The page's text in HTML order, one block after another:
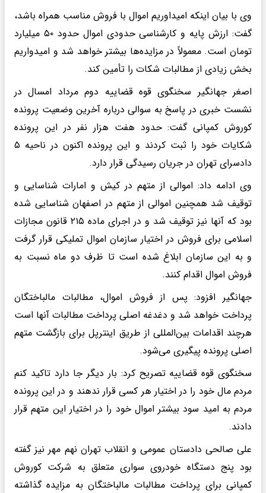
وی با بیان اینکه امیداوریم اموال با فروش مناسب همراه باشد،
گفت: ارزش پایه و کارشناسی حدودی اموال حدود ۵۰ میلیارد
تومان است. معمولاً در مزایده‌ها بیشتر خواهد شد و امیدواریم
بخش زیادی از مطالبات شکات را تأمین کند.
اصغر جهانگیر سخنگوی قوه قضاییه دوم مرداد امسال در
نشست خبری در پاسخ به سوالی درباره آخرین وضعیت پرونده
کوروش کمپانی گفت: حدود هفت هزار نفر در این پرونده
شکایات خود را ثبت کردند و این پرونده اکنون در ناحیه ۵
دادسرای تهران در جریان رسیدگی قرار دارد.
وی ادامه داد: اموالی از متهم در کیش و امارات شناسایی و
توقیف شد همچنین اموالی از متهم در اصفهان شناسایی شده
بود که آنها نیز توقیف شد و در اجرای ماده ۲۱۵ قانون مجازات
اسلامی برای فروش در اختیار سازمان اموال تملیکی قرار گرفت
و به این سازمان ابلاغ شده است تا ظرف دو ماه نسبت به
فروش اموال اقدام کنند.
جهانگیر افزود: پس از فروش اموال، مطالبات مالباختگان
پرداخت خواهد شد و دغدغه اصلی پرداخت مطالبات آنها است
هرچند اقدامات بین‌المللی از طریق اینترپل برای بازگشت متهم
اصلی پرونده پیگیری می‌شود.
سخنگوی قوه قضاییه تصریح کرد: بار دیگر جا دارد تاکید کنم
مردم مال خود را در اختیار هر کسی قرار ندهند و در این پرونده
مردم به امید سود بیشتر اموال خود را در اختیار این متهم قرار
دادند.
علی صالحی دادستان عمومی و انقلاب تهران نهم مهر نیز گفته
بود پنج دستگاه خودروی سواری متعلق به شرکت کوروش
کمپانی برای پرداخت مطالبات مالباختگان به مزایده گذاشته